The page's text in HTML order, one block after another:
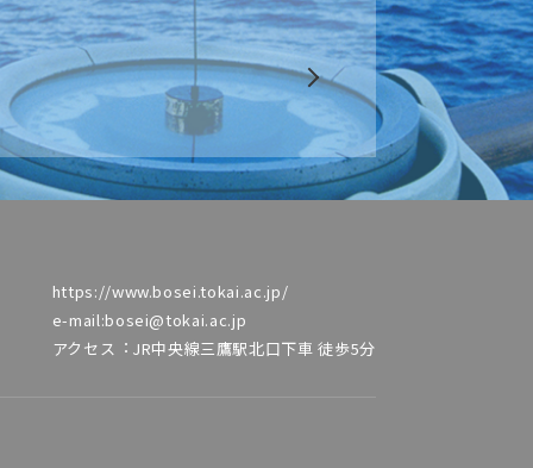
https://www.bosei.tokai.ac.jp/
e-mail:bosei@tokai.ac.jp
アクセス︓JR中央線三鷹駅北⼝下⾞ 徒歩5分